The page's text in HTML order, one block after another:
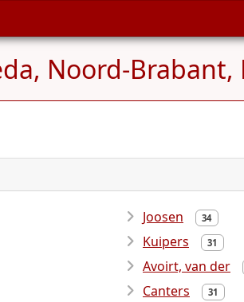
Noord-Brabant,
Joosen 34
Kuipers 31
Avoirt, van der
Canters 31